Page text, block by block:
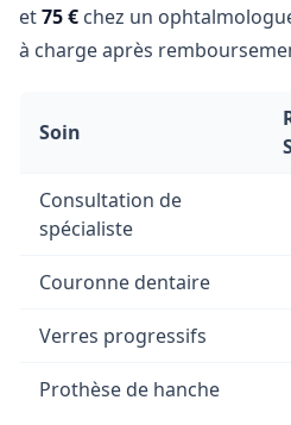
et75 € chez un
à charge après
Soin
Consultation de
spécialiste
Couronne dentaire
Verres progressifs
Prothèse de hanche